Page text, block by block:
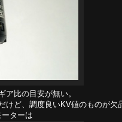
ア比の目安が無い。
けど、調度良いKV値のものが欠
ターは